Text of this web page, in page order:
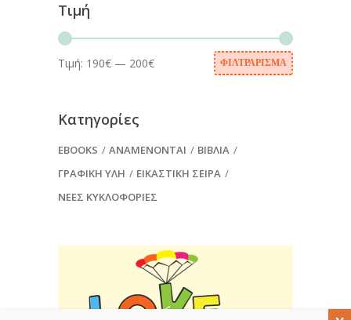
Τιμή
Ελάχιστη
τιμή
Μέγιστη
τιμή
ΦΙΛΤΡΆΡΙΣΜΑ
Τιμή: 190€ — 200€
Κατηγορίες
EBOOKS ΑΝΑΜΈΝΟΝΤΑΙ
ΒΙΒΛΊΑ
ΓΡΑΦΙΚΉ ΎΛΗ
ΕΙΚΑΣΤΙΚΉ ΣΕΙΡΆ
ΝΈΕΣ ΚΥΚΛΟΦΟΡΊΕΣ